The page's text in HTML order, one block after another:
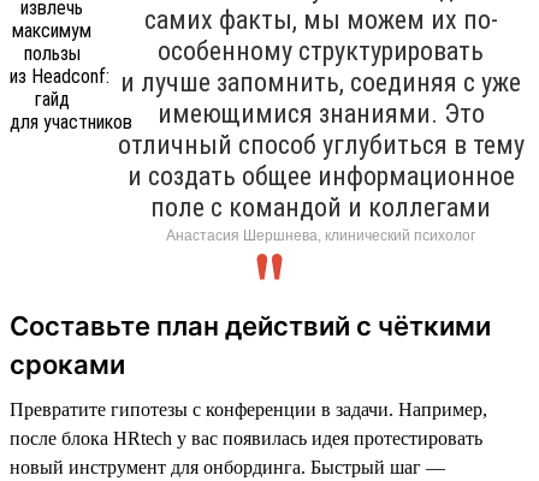
самих факты, мы можем их по-
особенному структурировать
и лучше запомнить, соединяя с уже
имеющимися знаниями. Это
отличный способ углубиться в тему
и создать общее информационное
поле с командой и коллегами
Анастасия Шершнева, клинический психолог
Составьте план действий с чёткими
сроками
Превратите гипотезы с конференции в задачи. Например,
после блока HRtech у вас появилась идея протестировать
новый инструмент для онбординга. Быстрый шаг —